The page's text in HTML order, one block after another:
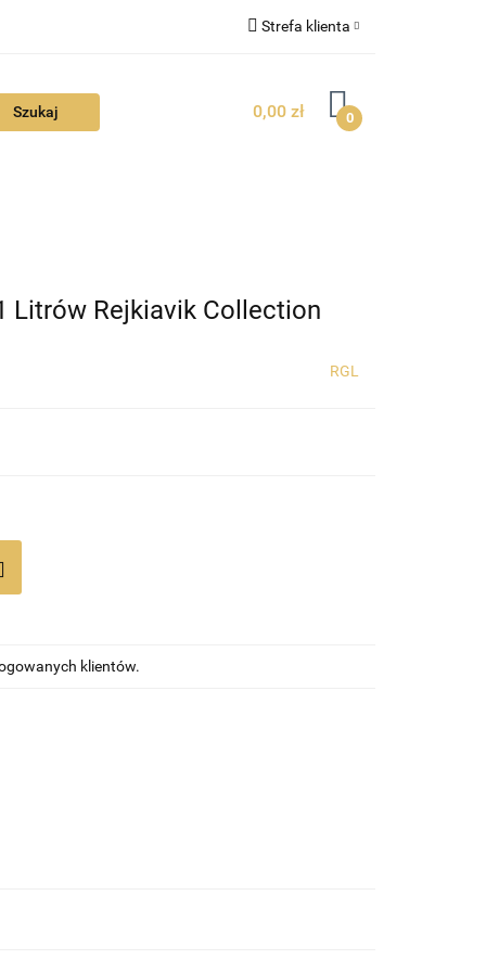
Strefa klienta
Zarejestruj się
0,00 zł 0
Litrów Rejkiavik Collection
RGL
klientów.